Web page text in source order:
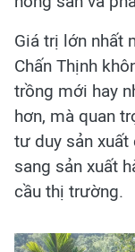
Giá trị lớn nhất
Chấn Thịnh
trồng mới hay
hơn, mà quan
tư duy sản xuất
sang sản xuất
cầu thị trường.